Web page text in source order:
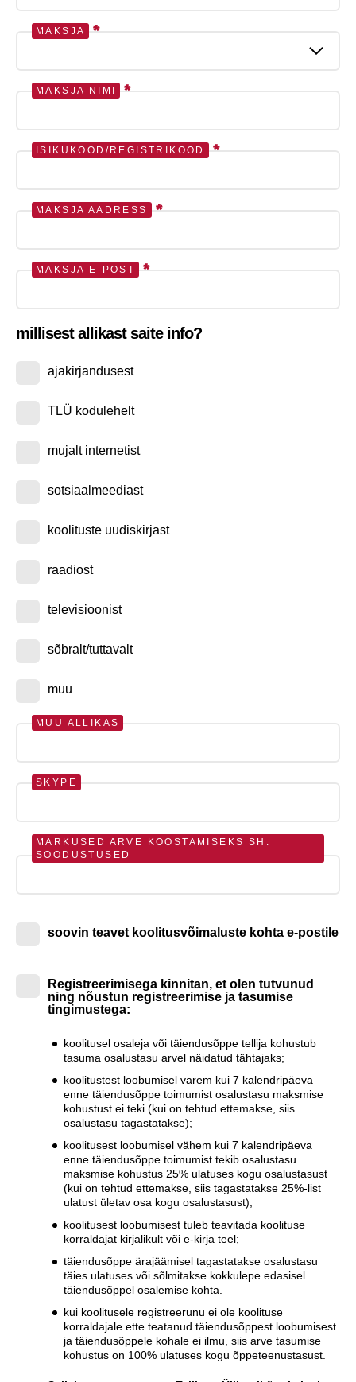
MAKSJA *
MAKSJA NIMI *
ISIKUKOOD/REGISTRIKOOD *
MAKSJA AADRESS *
MAKSJA E-POST *
millisest allikast saite info?
ajakirjandusest
TLÜ kodulehelt
mujalt internetist
sotsiaalmeediast
koolituste uudiskirjast
raadiost
televisioonist
sõbralt/tuttavalt
muu
MUU ALLIKAS
SKYPE
MÄRKUSED ARVE KOOSTAMISEKS SH.
SOODUSTUSED
soovin teavet koolitusvõimaluste kohta e-postile
Registreerimisega kinnitan, et olen tutvunud
ning nõustun registreerimise ja tasumise
tingimustega:
koolitusel osaleja või täiendusõppe tellija kohustub
tasuma osalustasu arvel näidatud tähtajaks;
koolitustest loobumisel varem kui 7 kalendripäeva
enne täiendusõppe toimumist osalustasu maksmise
kohustust ei teki (kui on tehtud ettemakse, siis
osalustasu tagastatakse);
koolitusest loobumisel vähem kui 7 kalendripäeva
enne täiendusõppe toimumist tekib osalustasu
maksmise kohustus 25% ulatuses kogu osalustasust
(kui on tehtud ettemakse, siis tagastatakse 25%-list
ulatust ületav osa kogu osalustasust);
koolitusest loobumisest tuleb teavitada koolituse
korraldajat kirjalikult või e-kirja teel;
täiendusõppe ärajäämisel tagastatakse osalustasu
täies ulatuses või sõlmitakse kokkulepe edasisel
täiendusõppel osalemise kohta.
kui koolitusele registreerunu ei ole koolituse
korraldajale ette teatanud täiendusõppest loobumisest
ja täiendusõppele kohale ei ilmu, siis arve tasumise
kohustus on 100% ulatuses kogu õppeteenustasust.